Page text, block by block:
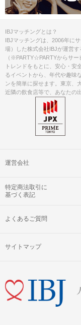
IBJマッチングとは？
IBJマッチングは、2006年に
場）した株式会社IBJが運営
（※PARTY☆PARTYからサ
トレンドをもとに、安心・安
るイベントから、年代や趣味
ンを簡単に探せます。東京、
近隣の飲食店等で、あなたの
運営会社
特定商法取引に
基づく表記
よくあるご質問
サイトマップ